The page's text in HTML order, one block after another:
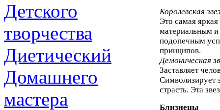
Детского
творчества
Диетический
Домашнего
мастера
Королевская
Это самая
материальным и
подопечным
принципов.
Демоническая
Заставляет
Символизирует
страсть. Эта
Близнецы